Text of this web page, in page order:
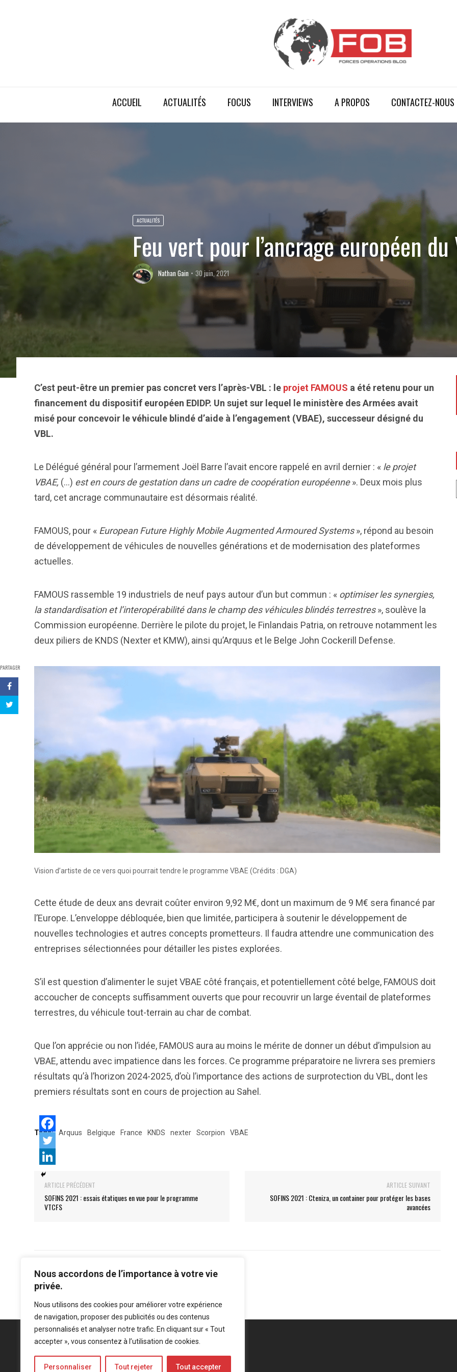
Nous accordons de l’importance à votre vie
privée.
Nous utilisons des cookies pour améliorer votre expérience
de navigation, proposer des publicités ou des contenus
personnalisés et analyser notre trafic. En cliquant sur « Tout
accepter », vous consentez à l’utilisation de cookies.
Personnaliser Tout rejeter Tout accepter
ACCUEIL ACTUALITÉS FOCUS INTERVIEWS A PROPOS CONTACTEZ-NOUS
ACTUALITÉS
Feu vert pour l’ancrage européen du
Nathan Gain 30 juin, 2021
PARTAGER
C’est peut-être un premier pas concret vers l’après-VBL : le projet FAMOUS a été retenu pour un
financement du dispositif européen EDIDP. Un sujet sur lequel le ministère des Armées avait
misé pour concevoir le véhicule blindé d’aide à l’engagement (VBAE), successeur désigné du
VBL.
Le Délégué général pour l’armement Joël Barre l’avait encore rappelé en avril dernier : « le projet
VBAE, (…) est en cours de gestation dans un cadre de coopération européenne». Deux mois plus
tard, cet ancrage communautaire est désormais réalité.
FAMOUS, pour « European Future Highly Mobile Augmented Armoured Systems», répond au besoin
de développement de véhicules de nouvelles générations et de modernisation des plateformes
actuelles.
FAMOUS rassemble 19 industriels de neuf pays autour d’un but commun : « optimiser les synergies,
la standardisation et l’interopérabilité dans le champ des véhicules blindés terrestres», soulève la
Commission européenne. Derrière le pilote du projet, le Finlandais Patria, on retrouve notamment les
deux piliers de KNDS (Nexter et KMW), ainsi qu’Arquus et le Belge John Cockerill Defense.
Vision d’artiste de ce vers quoi pourrait tendre le programme VBAE (Crédits : DGA)
Cette étude de deux ans devrait coûter environ 9,92 M€, dont un maximum de 9 M€ sera financé par
l’Europe. L’enveloppe débloquée, bien que limitée, participera à soutenir le développement de
nouvelles technologies et autres concepts prometteurs. Il faudra attendre une communication des
entreprises sélectionnées pour détailler les pistes explorées.
S’il est question d’alimenter le sujet VBAE côté français, et potentiellement côté belge, FAMOUS doit
accoucher de concepts suffisamment ouverts que pour recouvrir un large éventail de plateformes
terrestres, du véhicule tout-terrain au char de combat.
Que l’on apprécie ou non l’idée, FAMOUS aura au moins le mérite de donner un début d’impulsion au
VBAE, attendu avec impatience dans les forces. Ce programme préparatoire ne livrera ses premiers
résultats qu’à l’horizon 2024-2025, d’où l’importance des actions de surprotection du VBL, dont les
premiers résultats sont en cours de projection au Sahel.
Tags: Arquus Belgique France KNDS nexter Scorpion VBAE
ARTICLE PRÉCÉDENT
SOFINS 2021 : essais étatiques en vue pour le programme
VTCFS
ARTICLE SUIVANT
SOFINS 2021 : Cteniza, un container pour protéger les bases
avancées
Mentions légales-Politique de confidentialité